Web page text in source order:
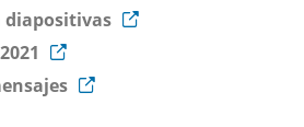
diapositivas